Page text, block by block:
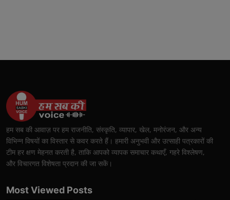
हम सब की आवाज़ पर हम राजनीति, संस्कृति, व्यापार, खेल, मनोरंजन, और अन्य
विभिन्न विषयों का विस्तार से कवर करते हैं। हमारी अनुभवी और उत्साही पत्रकारों की
टीम हर क्षण मेहनत करती है, ताकि आपको व्यापक समाचार कथाएँ, गहरे विश्लेषण,
और विचारगत विशेषता प्रदान की जा सकें।
Most Viewed Posts